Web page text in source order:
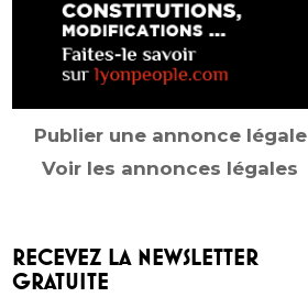
Publier une annonce légale
Voir les annonces légales
RECEVEZ LA NEWSLETTER
GRATUITE